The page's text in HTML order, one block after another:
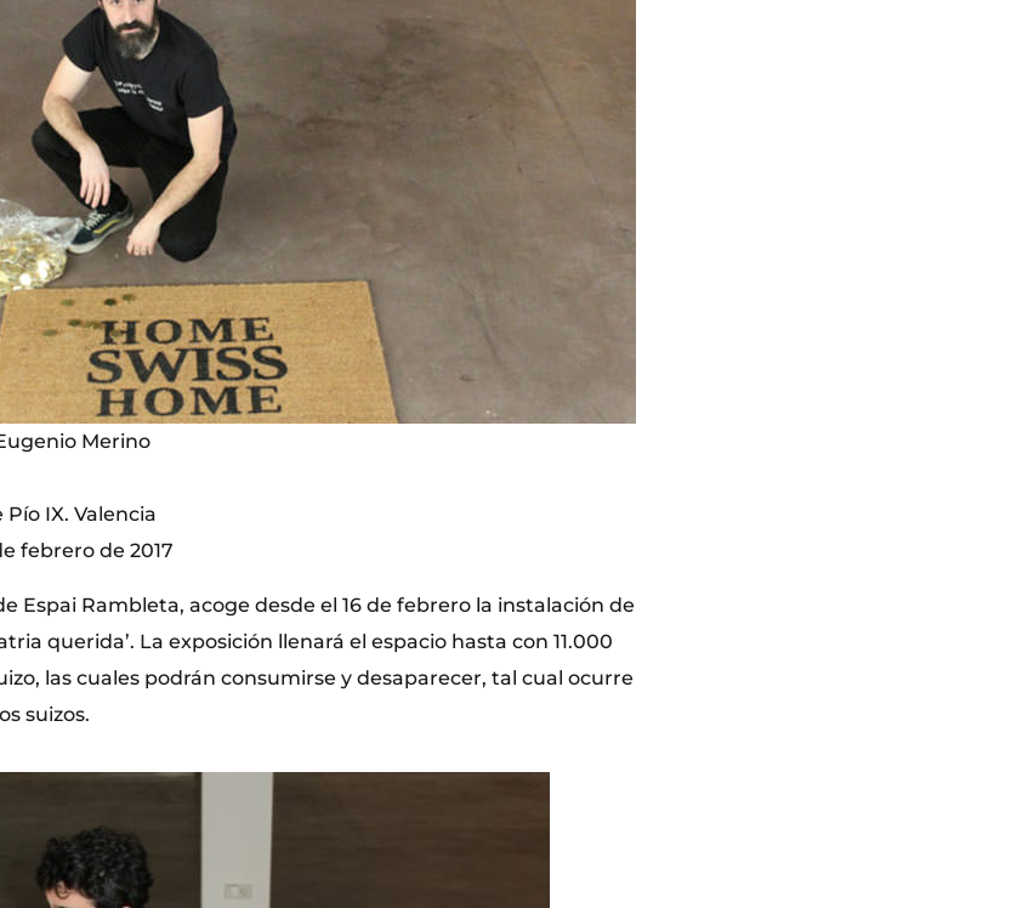
Merino
IX. Valencia
febrero de 2017
Espai Rambleta, acoge desde el 16 de febrero la instalación de
querida’. La exposición llenará el espacio hasta con 11.000
las cuales podrán consumirse y desaparecer, tal cual ocurre
suizos.